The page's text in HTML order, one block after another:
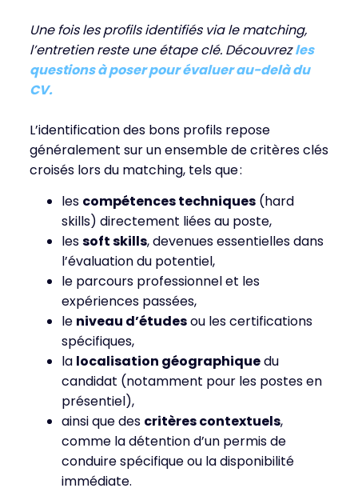
Une fois les profils identifiés via le matching,
l’entretien reste une étape clé. Découvrezles
questions à poser pour évaluer au-delà du
CV.
L’identification des bons profils repose
généralement sur un ensemble de critères clés
croisés lors du matching, tels que :
les compétences techniques(hard
skills) directement liées au poste,
lessoft skills, devenues essentielles dans
l’évaluation du potentiel,
le parcours professionnel et les
expériences passées,
le niveau d’étudesou les certifications
spécifiques,
la localisation géographiquedu
candidat (notamment pour les postes en
présentiel),
ainsi que des critères contextuels,
comme la détention d’un permis de
conduire spécifique ou la disponibilité
immédiate.